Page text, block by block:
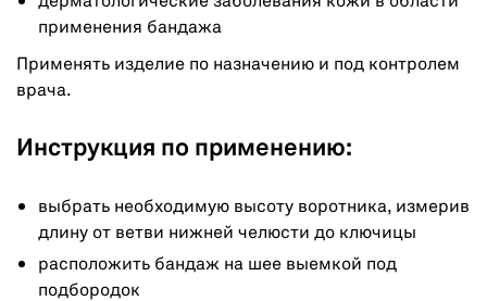
применения бандажа
Применять изделие по назначению и под контролем
врача.
Инструкция по применению:
выбрать необходимую высоту воротника, измерив
длину от ветви нижней челюсти до ключицы
расположить бандаж на шее выемкой под
подбородок